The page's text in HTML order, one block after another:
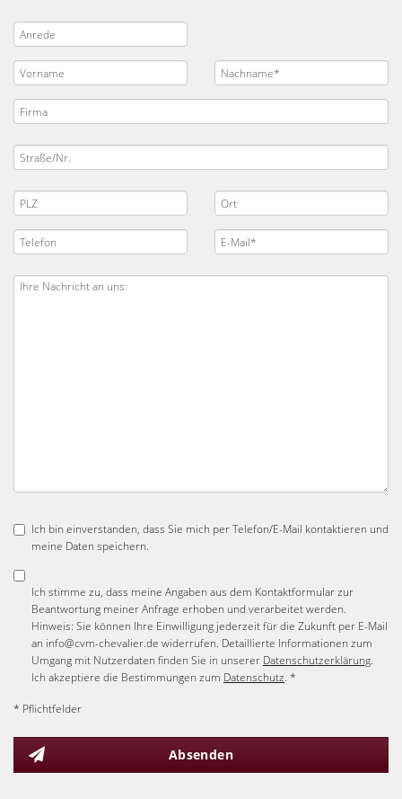
Ich bin einverstanden, dass Sie mich per Telefon/E-Mail kontaktieren und
meine Daten speichern.
Ich stimme zu, dass meine Angaben aus dem Kontaktformular zur
Beantwortung meiner Anfrage erhoben und verarbeitet werden.
Hinweis: Sie können Ihre Einwilligung jederzeit für die Zukunft per E-Mail
an info@cvm-chevalier.de widerrufen. Detaillierte Informationen zum
Umgang mit Nutzerdaten finden Sie in unserer Datenschutzerklärung.
Ich akzeptiere die Bestimmungen zum Datenschutz. *
* Pflichtfelder
Absenden